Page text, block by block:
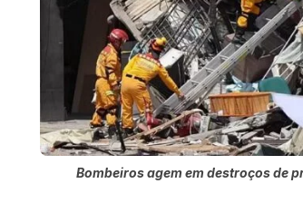
Bombeiros agem em destroços de